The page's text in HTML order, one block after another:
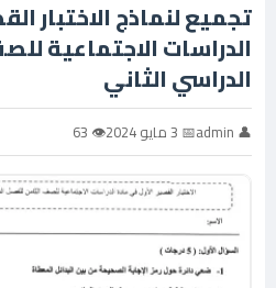
تجميع لنماذج الاختبار
الدراسات الاجتماعية
الدراسي الثاني
👤 admin 📅 3 مايو 2024 👁 63